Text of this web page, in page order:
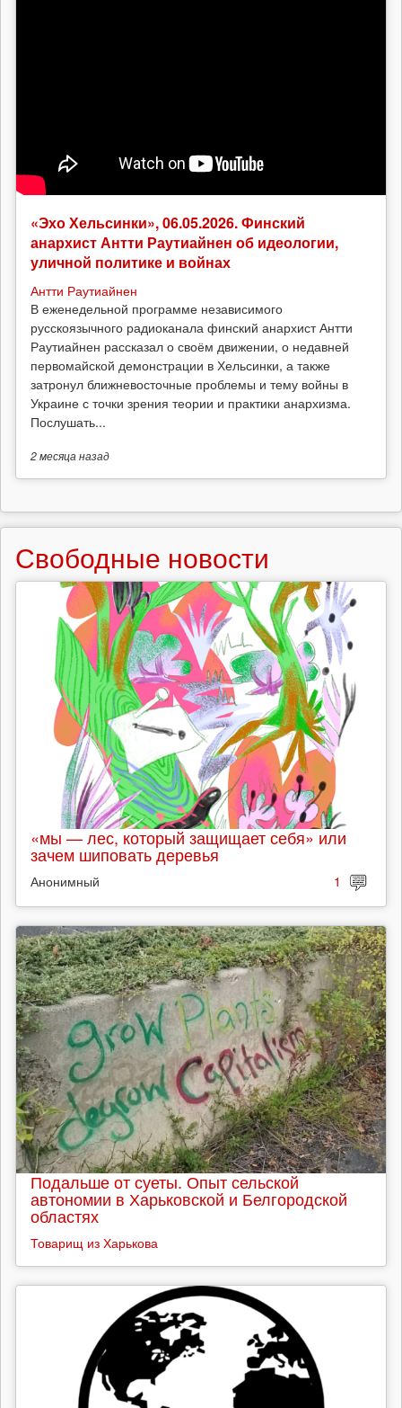
«Эхо Хельсинки», 06.05.2026. Финский
анархист Антти Раутиайнен об идеологии,
уличной политике и войнах
Антти Раутиайнен
В еженедельной программе независимого
русскоязычного радиоканала финский анархист Антти
Раутиайнен рассказал о своём движении, о недавней
первомайской демонстрации в Хельсинки, а также
затронул ближневосточные проблемы и тему войны в
Украине с точки зрения теории и практики анархизма.
Послушать...
2 месяцаназад
Свободные новости
«мы — лес, который защищает себя» или
зачем шиповать деревья
Анонимный 1
Подальше от суеты. Опыт сельской
автономии в Харьковской и Белгородской
областях
Товарищ из Харькова